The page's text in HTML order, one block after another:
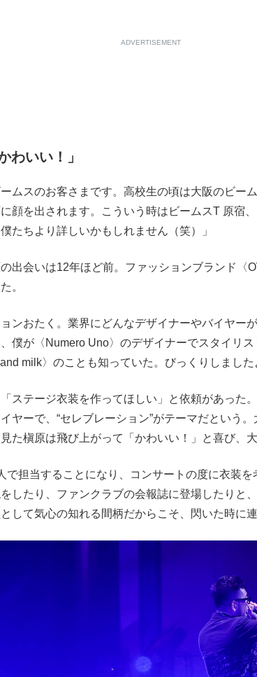
ADVERTISEMENT
わいい！」
ムスのお客さまです。高校生の頃は大阪のビー
顔を出されます。こういう時はビームスT 原宿
たちより詳しいかもしれません（笑）」
出会いは12年ほど前。ファッションブランド〈
。
ョンおたく。業界にどんなデザイナーやバイヤー
僕が〈Numero Uno〉のデザイナーでスタイリ
milk〉のことも知っていた。びっくりしました
ステージ衣装を作ってほしい」と依頼があった
ヤーで、“セレブレーション”がテーマだという
た槇原は飛び上がって「かわいい！」と喜び、
担当することになり、コンサートの度に衣装を
したり、ファンクラブの会報誌に登場したりと
して気心の知れる間柄だからこそ、閃いた時に連